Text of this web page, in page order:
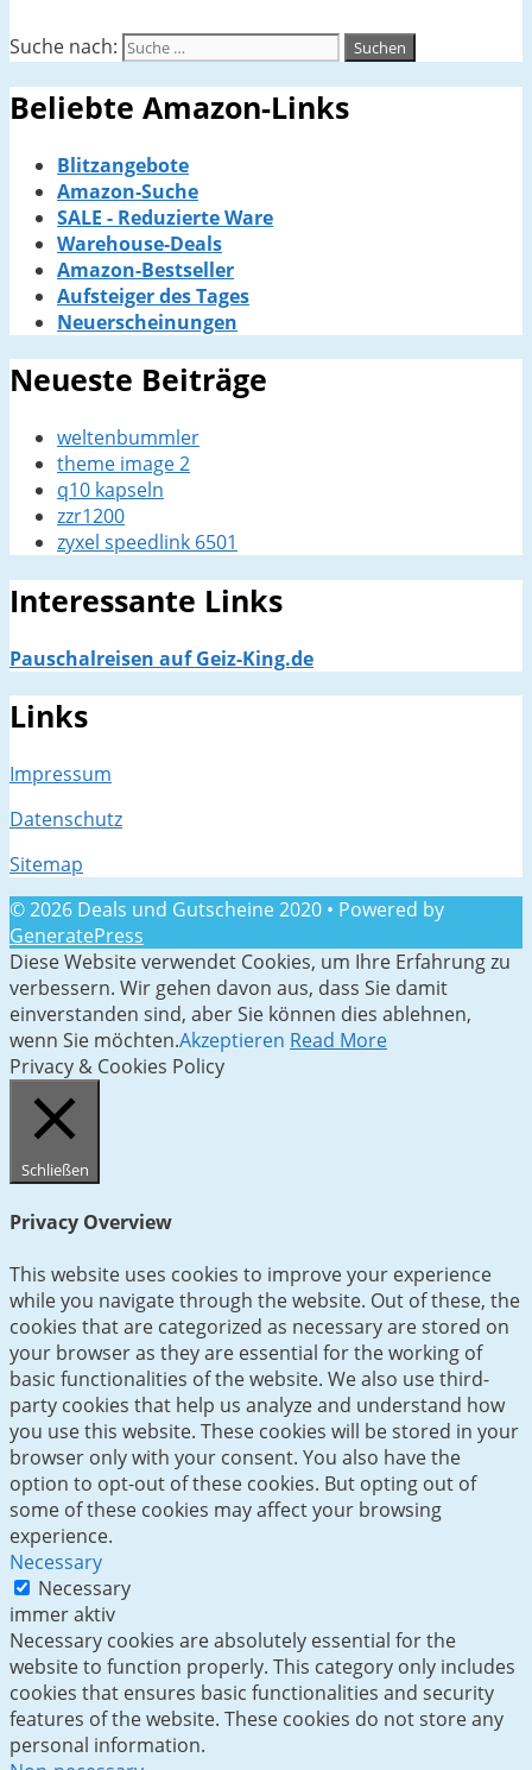
Suche nach:
Beliebte Amazon-Links
Blitzangebote
Amazon-Suche
SALE - Reduzierte Ware
Warehouse-Deals
Amazon-Bestseller
Aufsteiger des Tages
Neuerscheinungen
Neueste Beiträge
weltenbummler
theme image 2
q10 kapseln
zzr1200
zyxel speedlink 6501
Interessante Links
Pauschalreisen auf Geiz-King.de
Links
Impressum
Datenschutz
Sitemap
© 2026 Deals und Gutscheine 2020 • Powered by
GeneratePress
Diese Website verwendet Cookies, um Ihre Erfahrung zu
verbessern. Wir gehen davon aus, dass Sie damit
einverstanden sind, aber Sie können dies ablehnen,
wenn Sie möchten.Akzeptieren Read More
Privacy & Cookies Policy
Schließen
Privacy Overview
This website uses cookies to improve your experience
while you navigate through the website. Out of these, the
cookies that are categorized as necessary are stored on
your browser as they are essential for the working of
basic functionalities of the website. We also use third-
party cookies that help us analyze and understand how
you use this website. These cookies will be stored in your
browser only with your consent. You also have the
option to opt-out of these cookies. But opting out of
some of these cookies may affect your browsing
experience.
Necessary
Necessary
immer aktiv
Necessary cookies are absolutely essential for the
website to function properly. This category only includes
cookies that ensures basic functionalities and security
features of the website. These cookies do not store any
personal information.